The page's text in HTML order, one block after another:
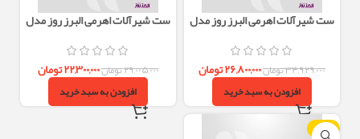
ست شیرآلات اهرمی البرز روز مدل
۳۴,۹۲۹,۰۰۰تومان۲۶,۸۰۰,۰۰۰تومان
افزودن به سبد خرید
ست شیرآلات اهرمی البرز روز مدل
۲۹,۰۰۵,۰۰۰تومان۲۲,۳۰۰,۰۰۰تومان
افزودن به سبد خرید
-23%